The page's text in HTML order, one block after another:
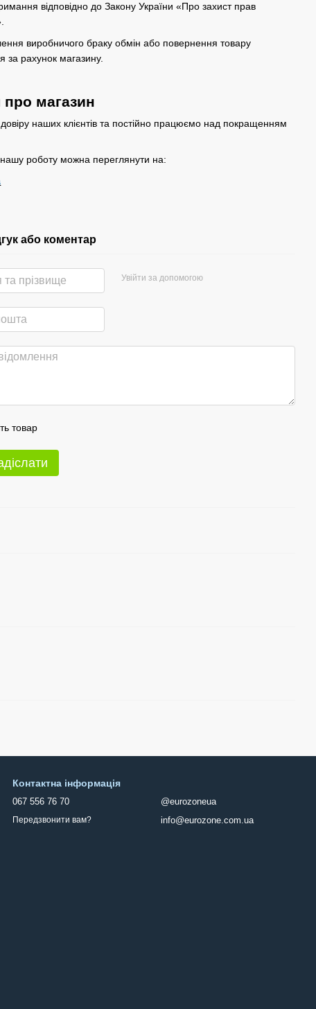
відповідно до Закону України«Про захист прав
.
виробничого браку обмін або повернення товару
за рахунок магазину.
про магазин
наших клієнтів та постійно працюємо над покращенням
нашу роботу можна переглянути на:
або коментар
Увійти за допомогою
товар
Контактна інформація
067 556 76 70
Передзвонити вам?
@eurozoneua
info@eurozone.com.ua